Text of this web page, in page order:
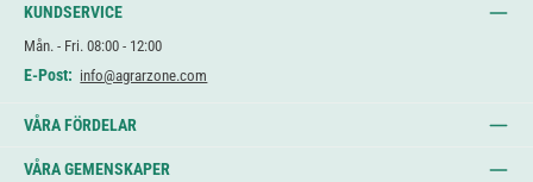
KUNDSERVICE
Mån. - Fri. 08:00 - 12:00
E-Post: info@agrarzone.com
VÅRA FÖRDELAR
VÅRA GEMENSKAPER